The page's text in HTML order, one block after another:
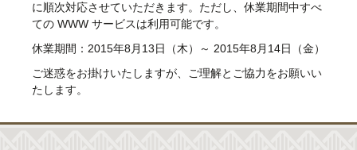
利用規約
問合せ
English
に順次対応させていただきます。ただし、休業期間中すべ
ての WWW サービスは利用可能です。
休業期間：2015年8月13日（木）～ 2015年8月14日（金）
ご迷惑をお掛けいたしますが、ご理解とご協力をお願いい
たします。